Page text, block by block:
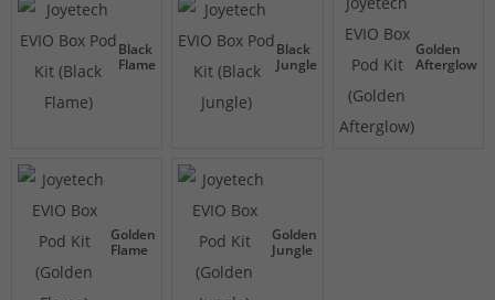
Black
Flame
Black
Jungle
Golden
Afterglow
Golden
Flame
Golden
Jungle